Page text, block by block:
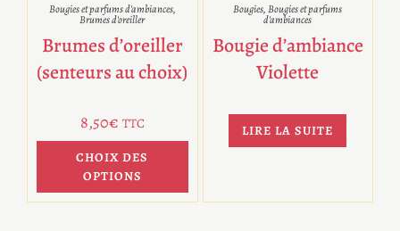
Bougies et parfums d'ambiances,
Brumes d'oreiller
Brumes d’oreiller
(senteurs au choix)
8,50€ TTC
CHOIX DES
OPTIONS
Bougies,Bougies et parfums
d'ambiances
Bougie d’ambiance
Violette
LIRE LA SUITE